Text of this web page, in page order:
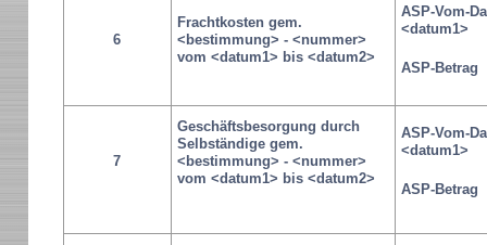
6
Frachtkosten gem.
<bestimmung> - <nummer>
vom <datum1> bis <datum2>
ASP-Vom-
<datum1>
ASP-Betrag
7
Geschäftsbesorgung durch
Selbständige gem.
<bestimmung> - <nummer>
vom <datum1> bis <datum2>
ASP-Vom-
<datum1>
ASP-Betrag